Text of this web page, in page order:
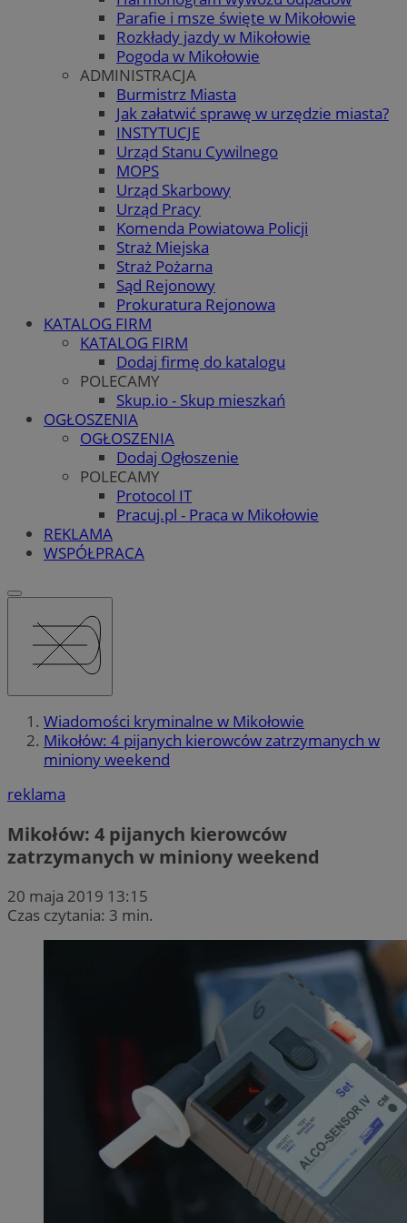
Parafie i msze święte w Mikołowie
Rozkłady jazdy w Mikołowie
Pogoda w Mikołowie
ADMINISTRACJA
Burmistrz Miasta
Jak załatwić sprawę w urzędzie miasta?
INSTYTUCJE
Urząd Stanu Cywilnego
MOPS
Urząd Skarbowy
Urząd Pracy
Komenda Powiatowa Policji
Straż Miejska
Straż Pożarna
Sąd Rejonowy
Prokuratura Rejonowa
KATALOG FIRM
KATALOG FIRM
Dodaj firmę do katalogu
POLECAMY
Skup.io - Skup mieszkań
OGŁOSZENIA
OGŁOSZENIA
Dodaj Ogłoszenie
POLECAMY
Protocol IT
Pracuj.pl - Praca w Mikołowie
REKLAMA
WSPÓŁPRACA
Wiadomości kryminalne w Mikołowie
Mikołów: 4 pijanych kierowców zatrzymanych w
miniony weekend
reklama
Mikołów: 4 pijanych kierowców
zatrzymanych w miniony weekend
20 maja 2019 13:15
Czas czytania: 3 min.